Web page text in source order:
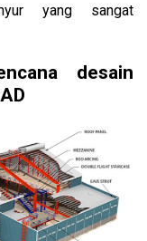
yang sangat
desain